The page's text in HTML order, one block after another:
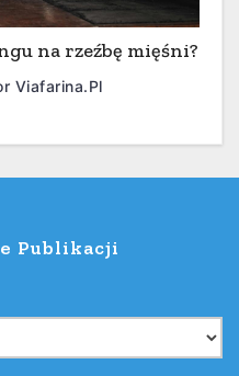
na rzeźbę mięśni?
Viafarina.pl
Publikacji